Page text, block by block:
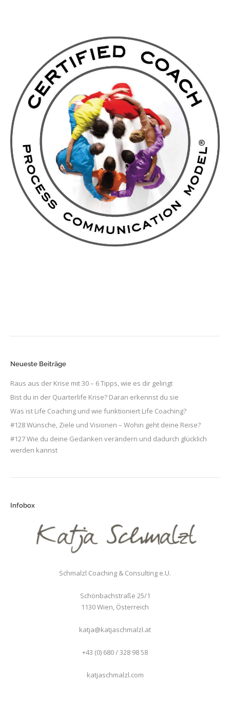
Neueste Beiträge
Raus aus der Krise mit 30 – 6 Tipps, wie es dir gelingt
Bist du in der Quarterlife Krise? Daran erkennst du sie
Was ist Life Coaching und wie funktioniert Life Coaching?
#128 Wünsche, Ziele und Visionen – Wohin geht deine Reise?
#127 Wie du deine Gedanken verändern und dadurch glücklich
werden kannst
Infobox
Schmalzl Coaching & Consulting e.U.
Schönbachstraße 25/1
1130Wien, Österreich
katja@katjaschmalzl.at
+43 (0) 680 / 328 98 58
katjaschmalzl.com